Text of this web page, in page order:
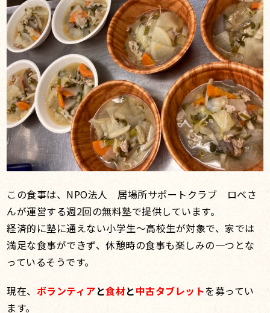
この食事は、NPO法人 居場所サポートクラブ ロベさ
んが運営する週2回の無料塾で提供しています。
経済的に塾に通えない小学生〜高校生が対象で、家では
満足な食事ができず、休憩時の食事も楽しみの一つとな
っているそうです。
現在、 ボランティアと食材と中古タブレットを募ってい
ます。